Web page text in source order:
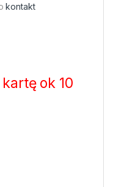
kontakt
ok 10